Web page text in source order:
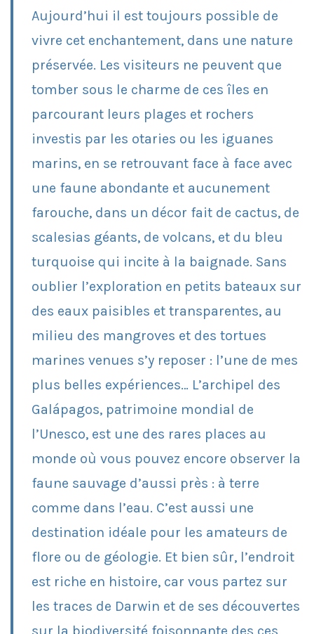
Aujourd’hui il est toujours possible de
vivre cet enchantement, dans une nature
préservée. Les visiteurs ne peuvent que
tomber sous le charme de ces îles en
parcourant leurs plages et rochers
investis par les otaries ou les iguanes
marins, en se retrouvant face à face avec
une faune abondante et aucunement
farouche, dans un décor fait de cactus, de
scalesias géants, de volcans, et du bleu
turquoise qui incite à la baignade. Sans
oublier l’exploration en petits bateaux sur
des eaux paisibles et transparentes, au
milieu des mangroves et des tortues
marines venues s’y reposer : l’une de mes
plus belles expériences… L’archipel des
Galápagos, patrimoine mondial de
l’Unesco, est une des rares places au
monde où vous pouvez encore observer la
faune sauvage d’aussi près : à terre
comme dans l’eau. C’est aussi une
destination idéale pour les amateurs de
flore ou de géologie. Et bien sûr, l’endroit
est riche en histoire, car vous partez sur
les traces de Darwin et de ses découvertes